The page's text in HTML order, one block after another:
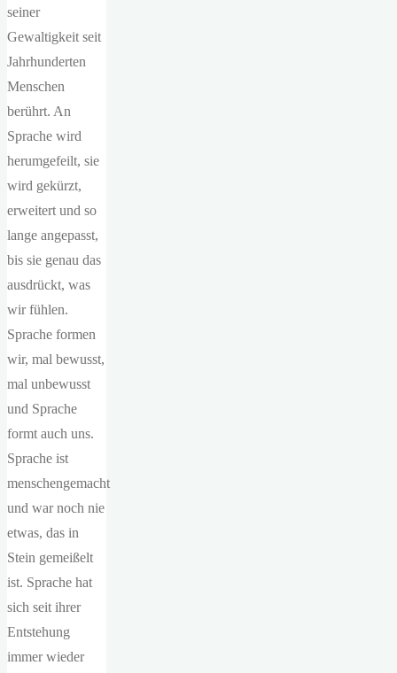
seiner
Gewaltigkeit seit
Jahrhunderten
Menschen
berührt. An
Sprache wird
herumgefeilt, sie
wird gekürzt,
erweitert und so
lange angepasst,
bis sie genau das
ausdrückt, was
wir fühlen.
Sprache formen
wir, mal bewusst,
mal unbewusst
und Sprache
formt auch uns.
Sprache ist
menschengemacht
und war noch nie
etwas, das in
Stein gemeißelt
ist. Sprache hat
sich seit ihrer
Entstehung
immer wieder